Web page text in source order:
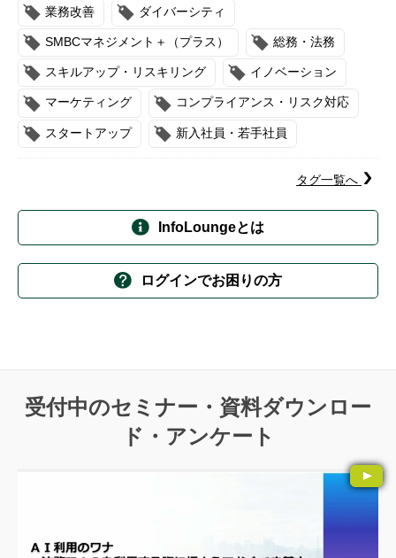
業務改善 ダイバーシティ
SMBCマネジメント＋（プラス） 総務・法務
スキルアップ・リスキリング イノベーション
マーケティング コンプライアンス・リスク対応
スタートアップ 新入社員・若手社員
タグ一覧へ
InfoLoungeとは
ログインでお困りの方
受付中のセミナー・資料ダウンロー
ド・アンケート